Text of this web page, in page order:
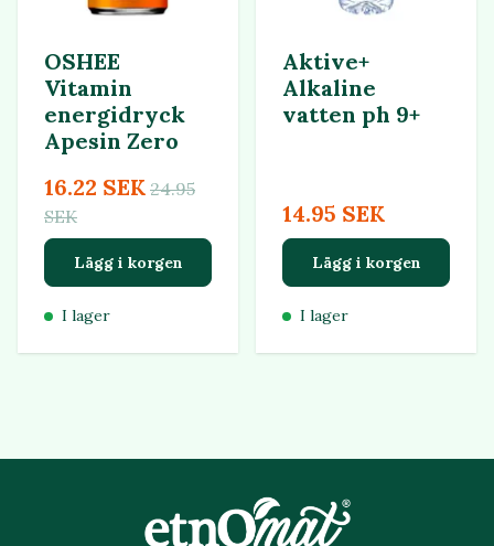
OSHEE
Vitamin
energidryck
Apesin Zero
16.22 SEK 24.95
SEK
Lägg i korgen
I lager
Aktive+
Alkaline
vatten ph 9+
14.95 SEK
Lägg i korgen
I lager